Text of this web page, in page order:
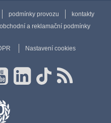
podmínky provozu
kontakty
obchodní a reklamační podmínky
Nastavení cookies